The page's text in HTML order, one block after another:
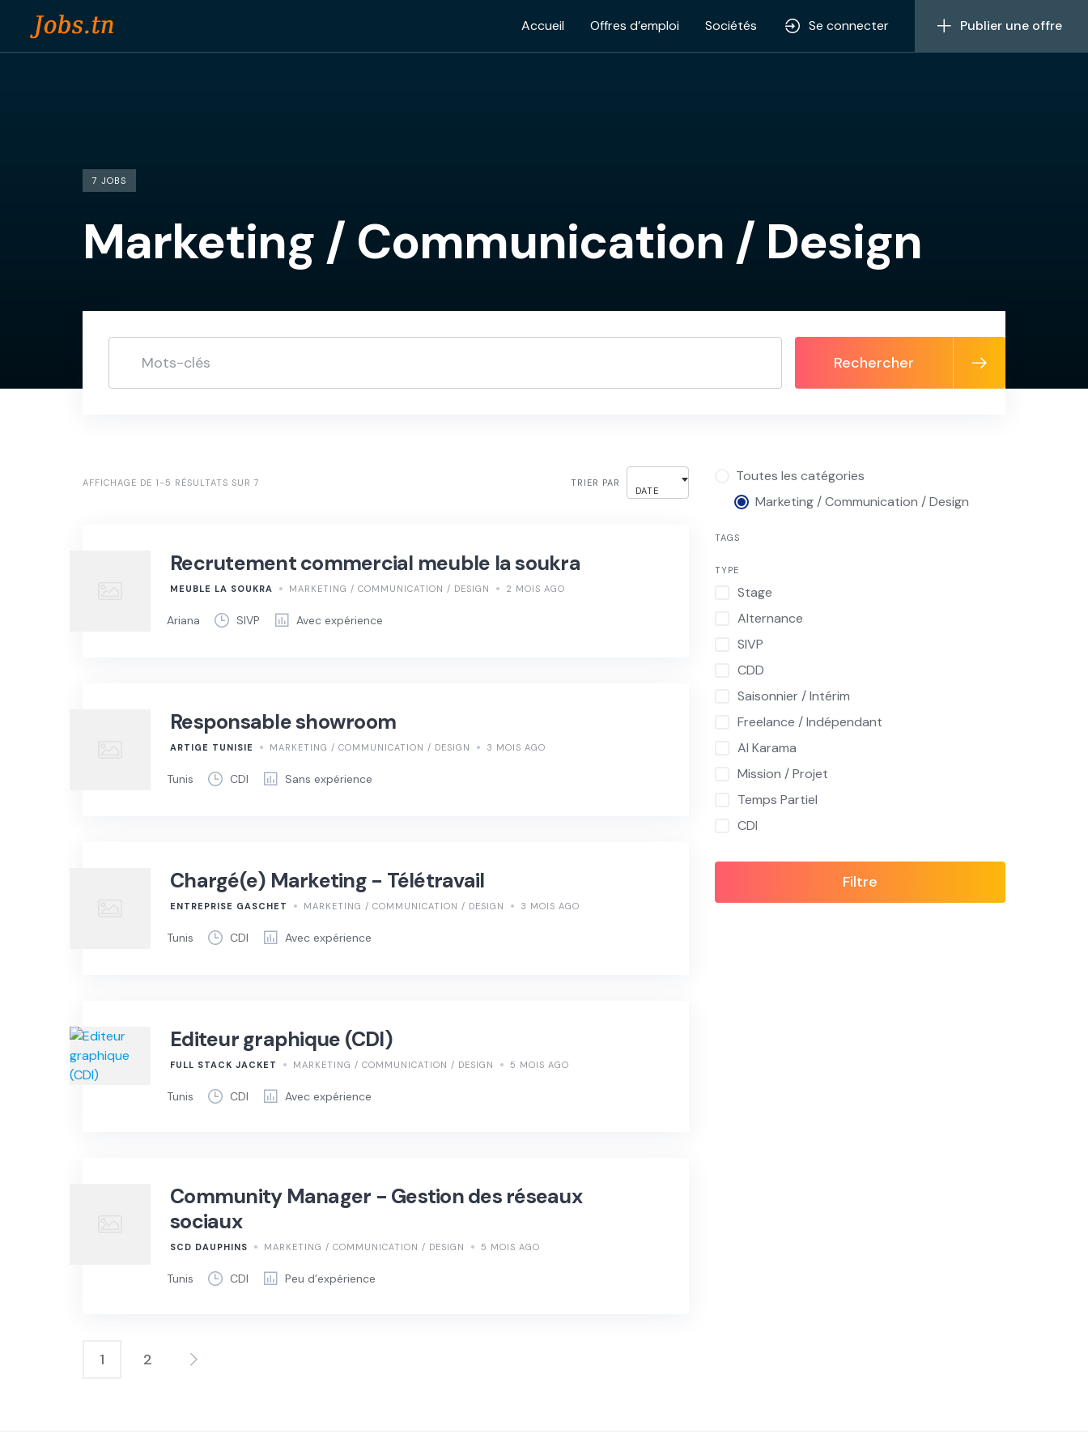
Accueil Offres d’emploi Sociétés Se connecter Publier une offre
7 JOBS
Marketing / Communication / Design
Rechercher
AFFICHAGE DE 1-5 RÉSULTATS SUR 7 TRIER PAR
DATE
Recrutement commercial meuble la soukra
MEUBLE LA SOUKRA MARKETING / COMMUNICATION / DESIGN 2 MOIS AGO
Ariana SIVP Avec expérience
Responsable showroom
ARTIGE TUNISIE MARKETING / COMMUNICATION / DESIGN 3 MOIS AGO
Tunis CDI Sans expérience
Chargé(e) Marketing - Télétravail
ENTREPRISE GASCHET MARKETING / COMMUNICATION / DESIGN 3 MOIS AGO
Tunis CDI Avec expérience
Editeur graphique (CDI)
FULL STACK JACKET MARKETING / COMMUNICATION / DESIGN 5 MOIS AGO
Tunis CDI Avec expérience
Community Manager - Gestion des réseaux
sociaux
SCD DAUPHINS MARKETING / COMMUNICATION / DESIGN 5 MOIS AGO
Tunis CDI Peu d’expérience
Pagination
1 2
Toutes les catégories
Marketing / Communication / Design
TAGS
TYPE
Stage
Alternance
SIVP
CDD
Saisonnier / Intérim
Freelance / Indépendant
Al Karama
Mission / Projet
Temps Partiel
CDI
Filtre